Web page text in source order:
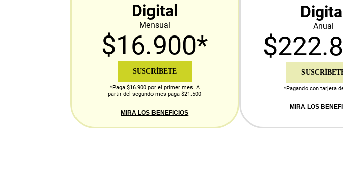
Digital
Mensual
$16.900*
SUSCRÍBETE
*Paga $16.900 por el primer mes. A
partir del segundo mes paga $21.500
MIRA LOS BENEFICIOS
Anual
*Pagando con tarjeta
MIRA LOS